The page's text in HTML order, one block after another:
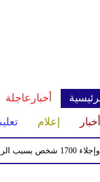
أخبارعاجلة
أخبار
إعلام